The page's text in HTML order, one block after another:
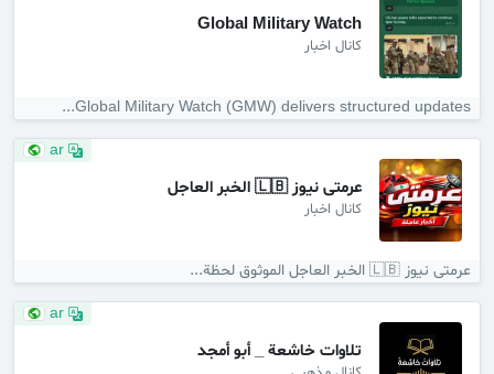
Global Military Watch
کانال اخبار
Global Military Watch (GMW) delivers structured updates...
عرمتى نيوز 🇱🇧 الخبر العاجل
کانال اخبار
عرمتى نيوز 🇱🇧 الخبر العاجل الموثوق لحظة...
تلاوات خاشعة _ أبو أمجد